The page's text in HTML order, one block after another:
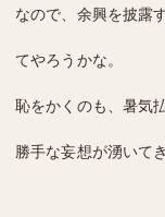
なので、余興を披露
てやろうかな。
恥をかくのも、暑気
勝手な妄想が湧いて